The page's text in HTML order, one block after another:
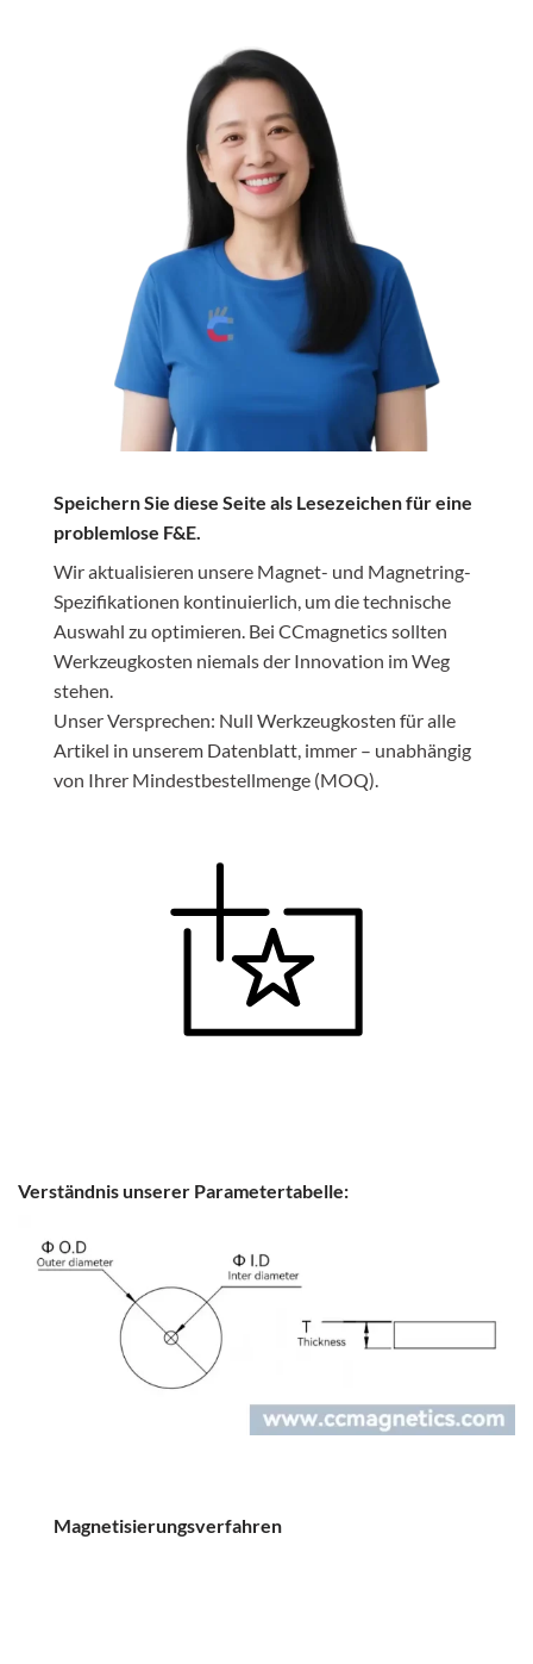
Speichern Sie diese Seite als Lesezeichen für eine
problemlose F&E.
Wir aktualisieren unsere Magnet- und Magnetring-
Spezifikationen kontinuierlich, um die technische
Auswahl zu optimieren. Bei CCmagnetics sollten
Werkzeugkosten niemals der Innovation im Weg
stehen.
Unser Versprechen: Null Werkzeugkosten für alle
Artikel in unserem Datenblatt, immer – unabhängig
von Ihrer Mindestbestellmenge (MOQ).
Verständnis unserer Parametertabelle:
Magnetisierungsverfahren